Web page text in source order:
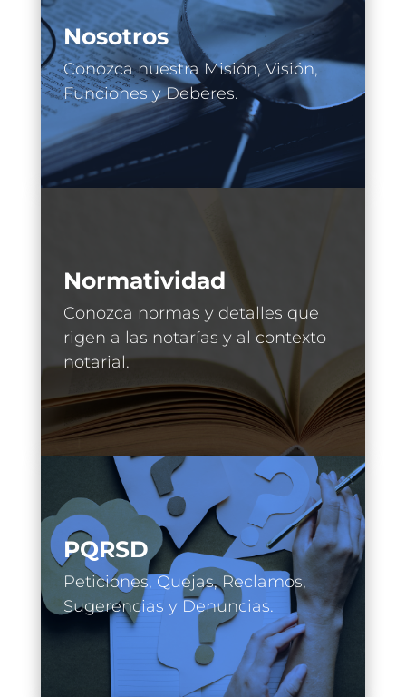
Nosotros
Conozca nuestra Misión, Visión,
Funciones y Deberes.
Normatividad
Conozca normas y detalles que
rigen a las notarías y al contexto
notarial.
PQRSD
Peticiones, Quejas, Reclamos,
Sugerencias y Denuncias.